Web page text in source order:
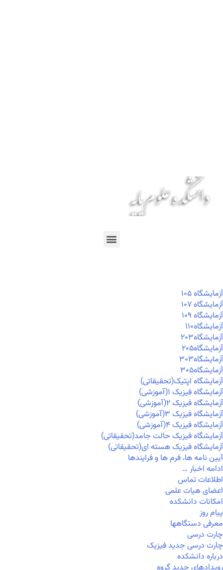
آزمايشگاه ۱۰۵
آزمايشگاه ۱۰۷
آزمايشگاه ۱۰۹
آزمايشگاه۱۱۰
آزمايشگاه۲۰۳
آزمايشگاه۲۰۵
آزمايشگاه۳۰۳
آزمايشگاه۳۰۵
آزمایشگاه اپتیک(تحقیقاتی)
آزمایشگاه فیزیک ۱(آموزشی)
آزمایشگاه فیزیک ۲(آموزشی)
آزمایشگاه فیزیک ۳(آموزشی)
آزمایشگاه فیزیک ۴(آموزشی)
آزمایشگاه فیزیک حالت جامد(تحقیقاتی)
آزمایشگاه فیزیک هسته ای(تحقیقاتی)
آیین نامه ها، فرم ها و فرایندها
ادامه اخبار …
اطلاعات تماس
اعضای هیات علمی
امکانات دانشکده
پیام روز
معرفی دستگاهها
چارت درسی
چارت درسی جدید فیزیک
درباره دانشکده